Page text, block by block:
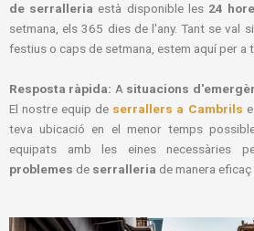
de serralleria està disponible les 24
setmana, els 365 dies de l'any. Tant se val
festius o caps de setmana, estem aquí per a
Resposta ràpida: A situacions
El nostre equip de serrallers a Cambrils
teva ubicació en el menor temps
equipats amb les eines necessàries
problemes de serralleria de manera eficaç